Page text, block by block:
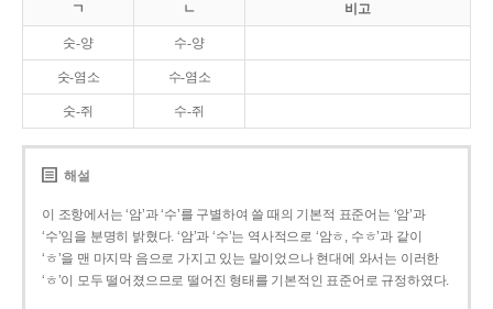
ㄱ ㄴ 비고
숫-양 수-양
숫-염소 수-염소
숫-쥐 수-쥐
해설
이 조항에서는 ‘암’과 ‘수’를 구별하여 쓸 때의 기본적 표준어는 ‘암’과
‘수’임을 분명히 밝혔다. ‘암’과 ‘수’는 역사적으로 ‘암ㅎ, 수ㅎ’과 같이
‘ㅎ’을 맨 마지막 음으로 가지고 있는 말이었으나 현대에 와서는 이러한
‘ㅎ’이 모두 떨어졌으므로 떨어진 형태를 기본적인 표준어로 규정하였다.